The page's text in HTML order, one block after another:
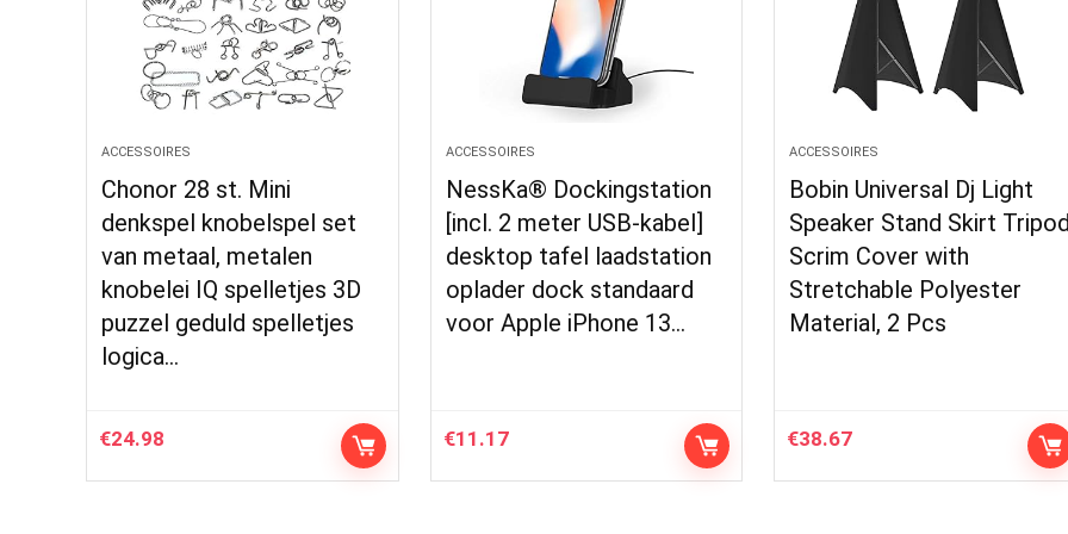
ACCESSOIRES
Chonor 28 st. Mini
denkspel knobelspel set
van metaal, metalen
knobelei IQ spelletjes 3D
puzzel geduld spelletjes
logica…
€24.98
ACCESSOIRES
NessKa® Dockingstation
[incl. 2 meter USB-kabel]
desktop tafel laadstation
oplader dock standaard
voor Apple iPhone 13…
€11.17
ACCESSOIRES
Bobin Universal Dj Light
Speaker Stand Skirt
Scrim Cover with
Stretchable Polyester
Material, 2 Pcs
€38.67